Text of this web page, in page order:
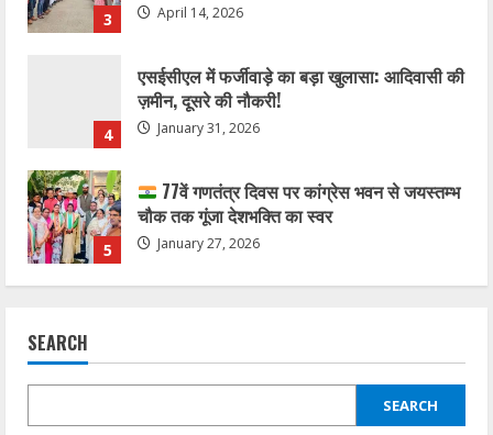
3 April 14, 2026
4
एसईसीएल में फर्जीवाड़े का बड़ा खुलासा: आदिवासी की
ज़मीन, दूसरे की नौकरी!
January 31, 2026
5
77वें गणतंत्र दिवस पर कांग्रेस भवन से जयस्तम्भ
चौक तक गूंजा देशभक्ति का स्वर
January 27, 2026
1 July 20, 2026
राहुल सिंह ठाकुर बने जिला कांग्रेस कमेटी बिलासपुर
SEARCH
SEARCH